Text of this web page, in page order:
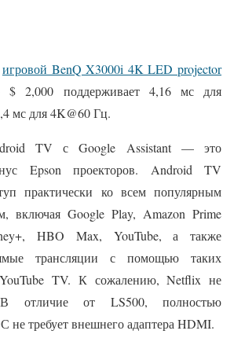
игровой BenQ X3000i 4K LED projector
$ 2,000 поддерживает 4,16 мс для
мс для 4K@60 Гц.
TV с Google Assistant — это
Epson проекторов. Android TV
практически ко всем популярным
включая Google Play, Amazon Prime
HBO Max, YouTube, а также
трансляции с помощью таких
TV. К сожалению, Netflix не
В отличие от LS500, полностью
не требует внешнего адаптера HDMI.